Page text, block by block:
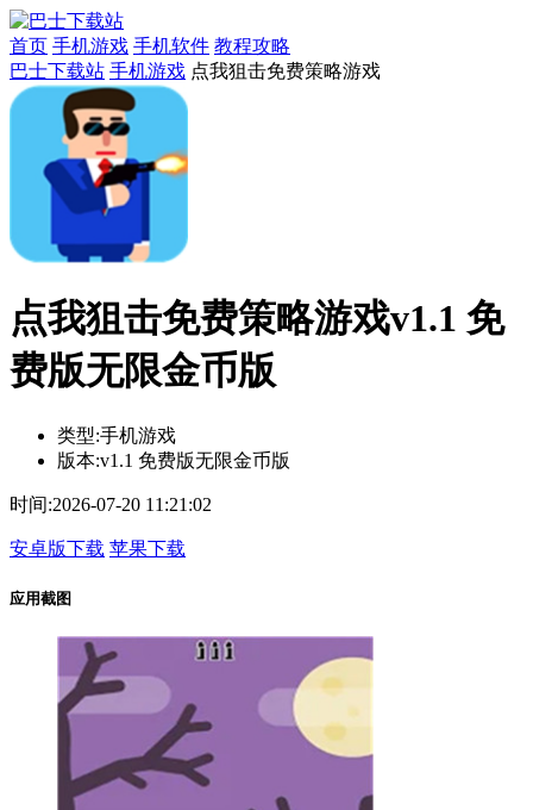
首页 手机游戏 手机软件 教程攻略
巴士下载站 手机游戏 点我狙击免费策略游戏
点我狙击免费策略游戏v1.1 免
费版无限金币版
类型:手机游戏
版本:v1.1 免费版无限金币版
时间:2026-07-20 11:21:02
安卓版下载 苹果下载
应用截图